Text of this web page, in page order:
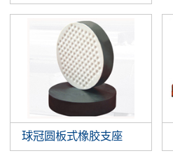
球冠圆板式橡胶支座